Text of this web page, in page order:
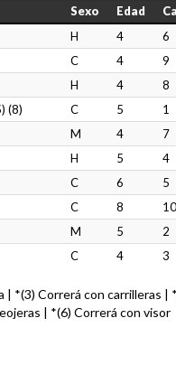
Sexo Edad
H 4 6
C 4 9
H 4 8
(8)
C 5 1
M 4 7
H 5 4
C 6 5
C 8 10
M 5 2
C 4 3
| *(3) Correrá con carrilleras
| *(6) Correrá con visor